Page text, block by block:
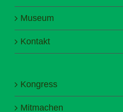
Museum
Kontakt
Kongress
Mitmachen